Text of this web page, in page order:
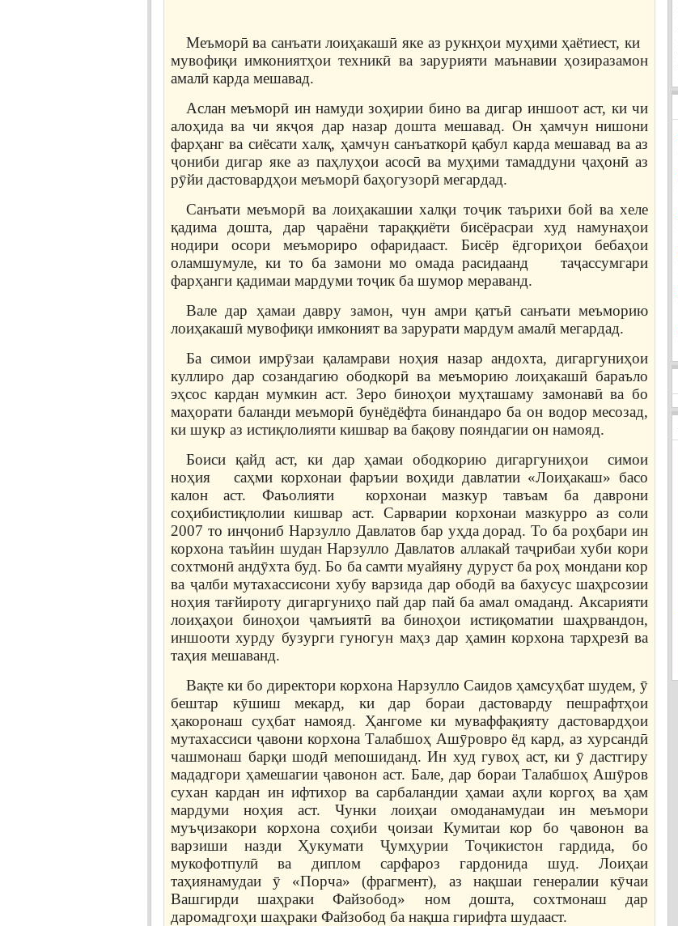
Меъморӣ ва санъати лоиҳакашӣ яке аз рукнҳои муҳими ҳаётиест, ки
мувофиқи имкониятҳои техникӣ ва зарурияти маънавии ҳозиразамон
амалӣ карда мешавад.
Аслан меъморӣ ин намуди зоҳирии бино ва дигар иншоот аст, ки чи
алоҳида ва чи якҷоя дар назар дошта мешавад. Он ҳамчун нишони
фарҳанг ва сиёсати халқ, ҳамчун санъаткорӣ қабул карда мешавад ва аз
ҷониби дигар яке аз паҳлуҳои асосӣ ва муҳими тамаддуни ҷаҳонӣ аз
рӯйи дастовардҳои меъморӣ баҳогузорӣ мегардад.
Санъати меъморӣ ва лоиҳакашии халқи тоҷик таърихи бой ва хеле
қадима дошта, дар ҷараёни тараққиёти бисёрасраи худ намунаҳои
нодири осори меъмориро офаридааст. Бисёр ёдгориҳои бебаҳои
оламшумуле, ки то ба замони мо омада расидаанд таҷассумгари
фарҳанги қадимаи мардуми тоҷик ба шумор мераванд.
Вале дар ҳамаи давру замон, чун амри қатъӣ санъати меъморию
лоиҳакашӣ мувофиқи имконият ва зарурати мардум амалӣ мегардад.
Ба симои имрӯзаи қаламрави ноҳия назар андохта, дигаргуниҳои
куллиро дар созандагию ободкорӣ ва меъморию лоиҳакашӣ бараъло
эҳсос кардан мумкин аст. Зеро биноҳои муҳташаму замонавӣ ва бо
маҳорати баланди меъморӣ бунёдёфта бинандаро ба он водор месозад,
ки шукр аз истиқлолияти кишвар ва бақову пояндагии он намояд.
Боиси қайд аст, ки дар ҳамаи ободкорию дигаргуниҳои симои
ноҳия саҳми корхонаи фаръии воҳиди давлатии «Лоиҳакаш» басо
калон аст. Фаъолияти корхонаи мазкур тавъам ба даврони
соҳибистиқлолии кишвар аст. Сарварии корхонаи мазкурро аз соли
2007 то инҷониб Нарзулло Давлатов бар уҳда дорад. То ба роҳбари ин
корхона таъйин шудан Нарзулло Давлатов аллакай таҷрибаи хуби кори
сохтмонӣ андӯхта буд. Бо ба самти муайяну дуруст ба роҳ мондани кор
ва ҷалби мутахассисони хубу варзида дар ободӣ ва бахусус шаҳрсозии
ноҳия тағйироту дигаргуниҳо пай дар пай ба амал омаданд. Аксарияти
лоиҳаҳои биноҳои ҷамъиятӣ ва биноҳои истиқоматии шаҳрвандон,
иншооти хурду бузурги гуногун маҳз дар ҳамин корхона тарҳрезӣ ва
таҳия мешаванд.
Вақте ки бо директори корхона Нарзулло Саидов ҳамсуҳбат шудем, ӯ
бештар кӯшиш мекард, ки дар бораи дастоварду пешрафтҳои
ҳакоронаш суҳбат намояд. Ҳангоме ки муваффақияту дастовардҳои
мутахассиси ҷавони корхона Талабшоҳ Ашӯровро ёд кард, аз хурсандӣ
чашмонаш барқи шодӣ мепошиданд. Ин худ гувоҳ аст, ки ӯ дастгиру
мададгори ҳамешагии ҷавонон аст. Бале, дар бораи Талабшоҳ Ашӯров
сухан кардан ин ифтихор ва сарбаландии ҳамаи аҳли коргоҳ ва ҳам
мардуми ноҳия аст. Чунки лоиҳаи омоданамудаи ин меъмори
муъҷизакори корхона соҳиби ҷоизаи Кумитаи кор бо ҷавонон ва
варзиши назди Ҳукумати Ҷумҳурии Тоҷикистон гардида, бо
мукофотпулӣ ва диплом сарфароз гардонида шуд. Лоиҳаи
таҳиянамудаи ӯ «Порча» (фрагмент), аз нақшаи генералии кӯчаи
Вашгирди шаҳраки Файзобод» ном дошта, сохтмонаш дар
даромадгоҳи шаҳраки Файзобод ба нақша гирифта шудааст.